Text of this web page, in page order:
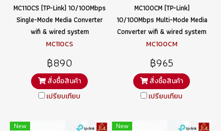
MC110CS (TP-Link) 10/100Mbps
Single-Mode Media Converter
wifi & wired system
MC110CS
฿890
สั่งซื้อสินค้า
เปรียบเทียบ
MC100CM (TP-Link)
10/100Mbps Multi-Mode Media
Converter wifi & wired system
MC100CM
฿965
สั่งซื้อสินค้า
เปรียบเทียบ
New New